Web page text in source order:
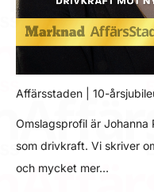
Affärsstaden | 10-
Omslagsprofil är
som drivkraft. Vi skriver
och mycket mer…